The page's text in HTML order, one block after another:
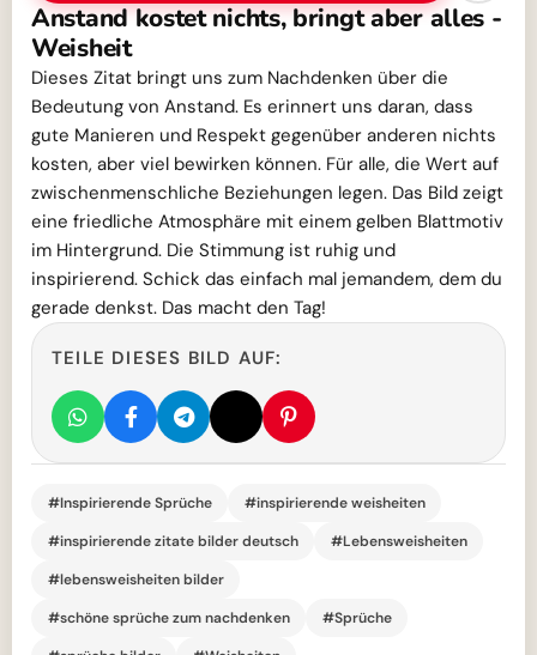
Anstand kostet nichts, bringt aber alles -
Weisheit
Dieses Zitat bringt uns zum Nachdenken über die
Bedeutung von Anstand. Es erinnert uns daran, dass
gute Manieren und Respekt gegenüber anderen nichts
kosten, aber viel bewirken können. Für alle, die Wert auf
zwischenmenschliche Beziehungen legen. Das Bild zeigt
eine friedliche Atmosphäre mit einem gelben Blattmotiv
im Hintergrund. Die Stimmung ist ruhig und
inspirierend. Schick das einfach mal jemandem, dem du
gerade denkst. Das macht den Tag!
TEILE DIESES BILD AUF:
#Inspirierende Sprüche
#inspirierende weisheiten
#inspirierende zitate bilder deutsch
#Lebensweisheiten
#lebensweisheiten bilder
#schöne sprüche zum nachdenken
#Sprüche